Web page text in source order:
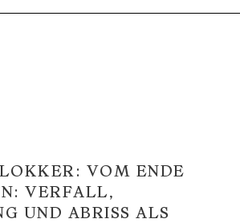
VOM ENDE
VERFALL,
UND ABRISS ALS